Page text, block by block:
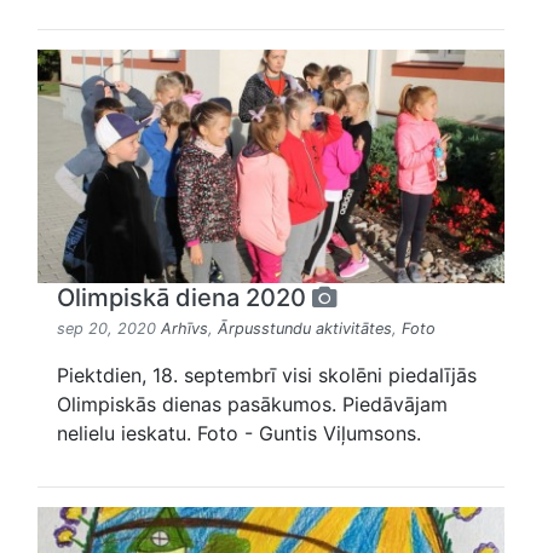
Olimpiskā diena 2020
sep 20, 2020 Arhīvs, Ārpusstundu aktivitātes, Foto
Piektdien, 18. septembrī visi skolēni piedalījās
Olimpiskās dienas pasākumos. Piedāvājam
nelielu ieskatu. Foto - Guntis Viļumsons.